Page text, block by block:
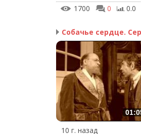
1700
0 0.0
Собачье сердце.
10 г. назад